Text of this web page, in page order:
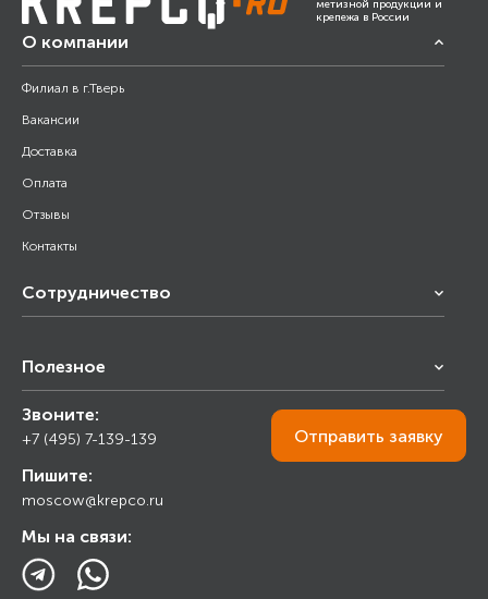
метизной продукции и
крепежа в России
О компании
Филиал в г.Тверь
Вакансии
Доставка
Оплата
Отзывы
Контакты
Сотрудничество
Снабжение строительства
Торговым организациям
Полезное
Калькулятор
Прайс лист
Ответы на вопросы
Блог
Звоните:
+7 (495) 7-139-139
Пишите:
moscow@krepco.ru
Мы на связи:
Отправить заявку